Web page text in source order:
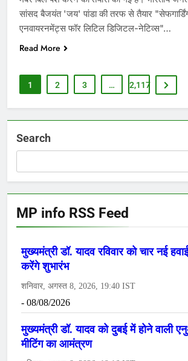
सांसद बैजयंत 'जय' पांडा की तरफ से तैयार
एनवायरनमेंट्स फॉर लिटिल डिजिटल-नेटिव्स"…
Read More
1 2 3 … 2,117
Search
MP info RSS Feed